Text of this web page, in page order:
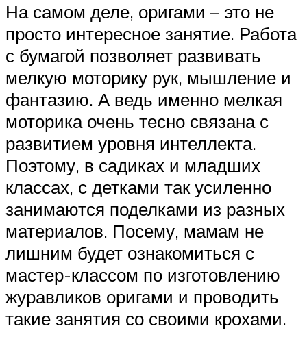
На самом деле, оригами – это не
просто интересное занятие. Работа
с бумагой позволяет развивать
мелкую моторику рук, мышление и
фантазию. А ведь именно мелкая
моторика очень тесно связана с
развитием уровня интеллекта.
Поэтому, в садиках и младших
классах, с детками так усиленно
занимаются поделками из разных
материалов. Посему, мамам не
лишним будет ознакомиться с
мастер-классом по изготовлению
журавликов оригами и проводить
такие занятия со своими крохами.